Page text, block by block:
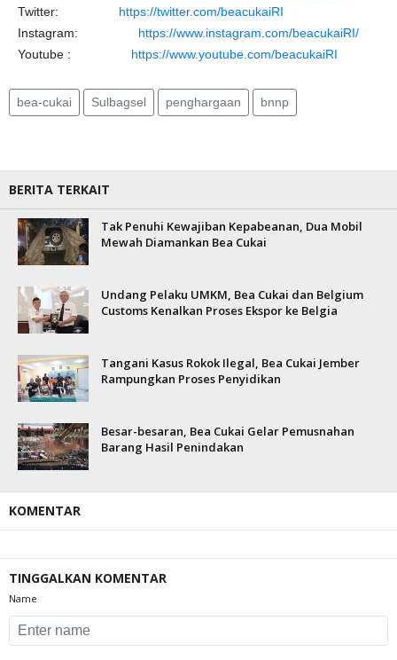
Twitter: https://twitter.com/beacukaiRI
Instagram: https://www.instagram.com/beacukaiRI/
Youtube : https://www.youtube.com/beacukaiRI
bea-cukai Sulbagsel penghargaan bnnp
BERITA TERKAIT
Tak Penuhi Kewajiban Kepabeanan, Dua Mobil
Mewah Diamankan Bea Cukai
Undang Pelaku UMKM, Bea Cukai dan Belgium
Customs Kenalkan Proses Ekspor ke Belgia
Tangani Kasus Rokok Ilegal, Bea Cukai Jember
Rampungkan Proses Penyidikan
Besar-besaran, Bea Cukai Gelar Pemusnahan
Barang Hasil Penindakan
KOMENTAR
TINGGALKAN KOMENTAR
Name